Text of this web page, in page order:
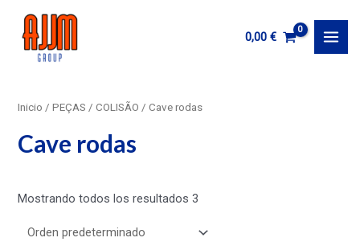
contenido
0,00 €
Inicio /PEÇAS /COLISÃO / Cave rodas
Cave rodas
Mostrando todos los resultados 3